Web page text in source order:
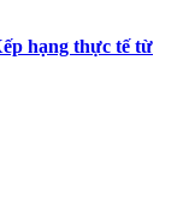
hạng thực tế từ